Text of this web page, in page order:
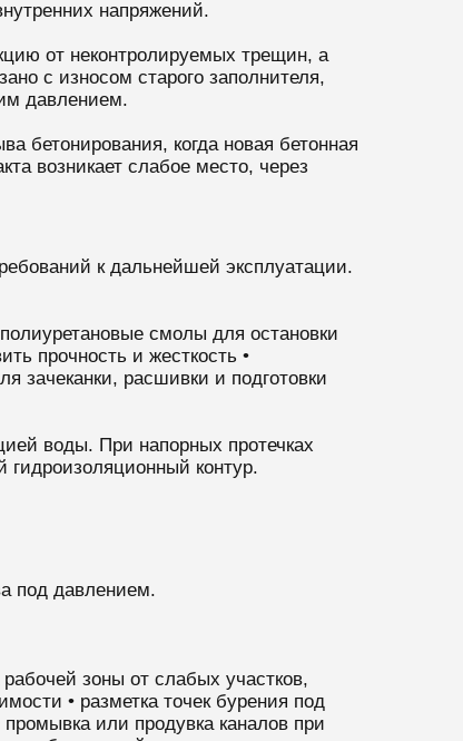
напряжений.
от неконтролируемых трещин, а
с износом старого заполнителя,
давлением.
бетонирования, когда новая бетонная
возникает слабое место, через
к дальнейшей эксплуатации.
смолы для остановки
прочность и жесткость •
зачеканки, расшивки и подготовки
воды. При напорных протечках
контур.
под давлением.
зоны от слабых участков,
• разметка точек бурения под
или продувка каналов при